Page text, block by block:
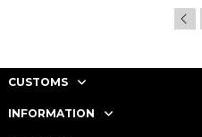
CUSTOMS
INFORMATION